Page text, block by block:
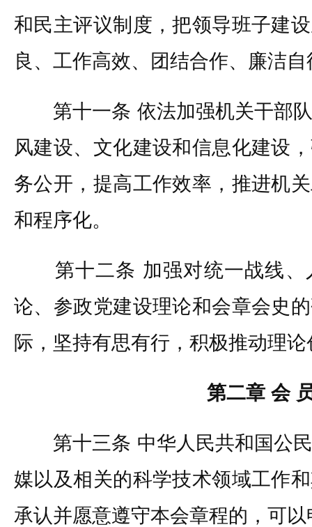
和民主评议制度，把领导班子建
良、工作高效、团结合作、廉洁
第十一条 依法加强机关干部队
风建设、文化建设和信息化建设
务公开，提高工作效率，推进机
和程序化。
第十二条 加强对统一战线、
论、参政党建设理论和会章会史
际，坚持有思有行，积极推动理
第二章 会
第十三条 中华人民共和国公民
媒以及相关的科学技术领域工作
承认并愿意遵守本会章程的，可